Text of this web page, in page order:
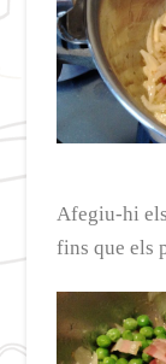
Afegiu-hi
fins que els